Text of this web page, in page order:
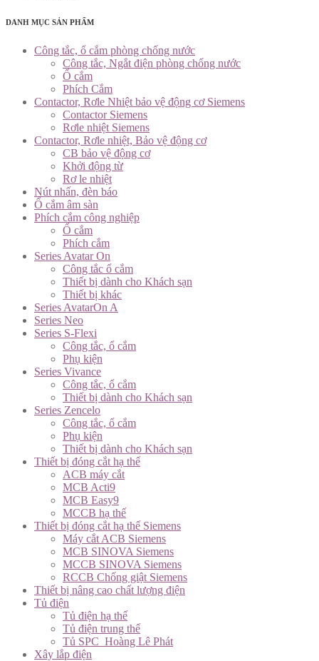
DANH MỤC SẢN PHẨM
Công tắc, ổ cắm phòng chống nước
Công tắc, Ngắt điện phòng chống nước
Ổ cắm
Phích Cắm
Contactor, Rơle Nhiệt bảo vệ động cơ Siemens
Contactor Siemens
Rơle nhiệt Siemens
Contactor, Rơle nhiệt, Bảo vệ động cơ
CB bảo vệ động cơ
Khởi động từ
Rơ le nhiệt
Nút nhấn, đèn báo
Ổ cắm âm sàn
Phích cắm công nghiệp
Ổ cắm
Phích cắm
Series Avatar On
Công tắc ổ cắm
Thiết bị dành cho Khách sạn
Thiết bị khác
Series AvatarOn A
Series Neo
Series S-Flexi
Công tắc, ổ cắm
Phụ kiện
Series Vivance
Công tắc, ổ cắm
Thiết bị dành cho Khách sạn
Series Zencelo
Công tắc, ổ cắm
Phụ kiện
Thiết bị dành cho Khách sạn
Thiết bị đóng cắt hạ thế
ACB máy cắt
MCB Acti9
MCB Easy9
MCCB hạ thế
Thiết bị đóng cắt hạ thế Siemens
Máy cắt ACB Siemens
MCB SINOVA Siemens
MCCB SINOVA Siemens
RCCB Chống giật Siemens
Thiết bị nâng cao chất lượng điện
Tủ điện
Tủ điện hạ thế
Tủ điện trung thế
Tủ SPC_Hoàng Lê Phát
Xây lắp điện